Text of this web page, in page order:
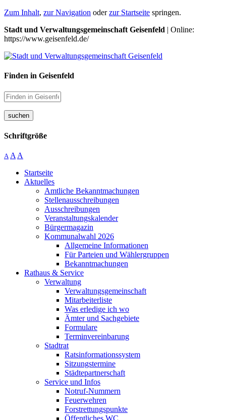
Zum Inhalt, zur Navigation oderzur Startseite springen.
Stadt und Verwaltungsgemeinschaft Geisenfeld | Online:
https://www.geisenfeld.de/
Finden in Geisenfeld
suchen
Schriftgröße
A A A
Startseite
Aktuelles
Amtliche Bekanntmachungen
Stellenausschreibungen
Ausschreibungen
Veranstaltungskalender
Bürgermagazin
Kommunalwahl 2026
Allgemeine Informationen
Für Parteien und Wählergruppen
Bekanntmachungen
Rathaus & Service
Verwaltung
Verwaltungsgemeinschaft
Mitarbeiterliste
Was erledige ich wo
Ämter und Sachgebiete
Formulare
Terminvereinbarung
Stadtrat
Ratsinformationssystem
Sitzungstermine
Städtepartnerschaft
Service und Infos
Notruf-Nummern
Feuerwehren
Forstrettungspunkte
Öffentliches WC